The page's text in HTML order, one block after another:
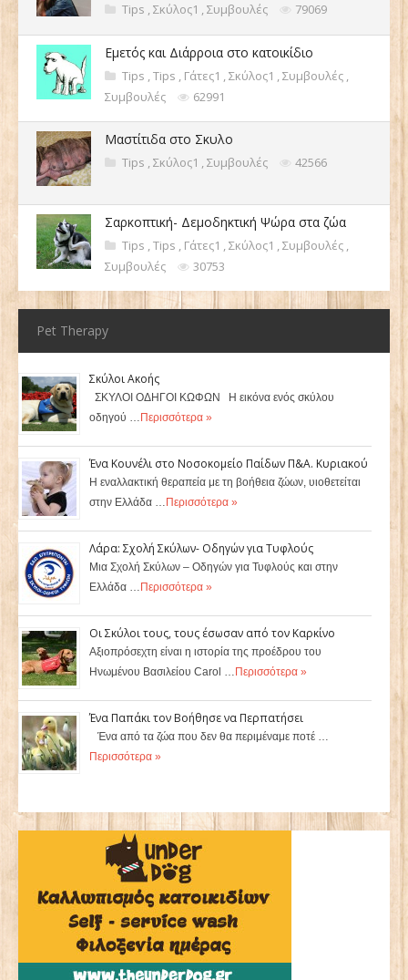
Tips ,Σκύλος1 ,Συμβουλές 79069
Εμετός και Διάρροια στο κατοικίδιο
Tips ,Tips , Γάτες1 ,Σκύλος1 ,Συμβουλές ,
Συμβουλές
62991
Μαστίτιδα στο Σκυλο
Tips ,Σκύλος1 ,Συμβουλές 42566
Σαρκοπτική- Δεμοδηκτική Ψώρα στα ζώα
Tips ,Tips , Γάτες1 ,Σκύλος1 ,Συμβουλές ,
Συμβουλές
30753
Pet Therapy
Σκύλοι Ακοής
ΣΚΥΛΟΙ ΟΔΗΓΟΙ ΚΩΦΩΝ Η εικόνα ενός σκύλου
οδηγού … Περισσότερα »
Ένα Κουνέλι στο Νοσοκομείο Παίδων Π&Α. Κυριακού
Η εναλλακτική θεραπεία με τη βοήθεια ζώων, υιοθετείται
στην Ελλάδα … Περισσότερα »
Λάρα: Σχολή Σκύλων- Οδηγών για Τυφλούς
Μια Σχολή Σκύλων – Οδηγών για Τυφλούς και στην
Ελλάδα … Περισσότερα »
Οι Σκύλοι τους, τους έσωσαν από τον Καρκίνο
Αξιοπρόσεχτη είναι η ιστορία της προέδρου του
Ηνωμένου Βασιλείου Carol … Περισσότερα »
Ένα Παπάκι τον Βοήθησε να Περπατήσει
Ένα από τα ζώα που δεν θα περιμέναμε ποτέ …
Περισσότερα »